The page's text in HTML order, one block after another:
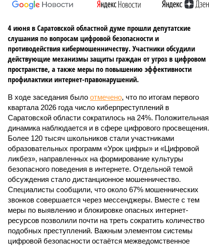
4 июня в Саратовской областной думе прошли депутатские
слушания по вопросам цифровой безопасности и
противодействия кибермошенничеству. Участники обсудили
действующие механизмы защиты граждан от угроз в цифровом
пространстве, а также меры по повышению эффективности
профилактики интернет-правонарушений.
В ходе заседания было отмечено, что по итогам первого
квартала 2026 года число киберпреступлений в
Саратовской области сократилось на 24%. Положительная
динамика наблюдается и в сфере цифрового просвещения.
Более 120 тысяч школьников стали участниками
образовательных программ «Урок цифры» и «Цифровой
ликбез», направленных на формирование культуры
безопасного поведения в интернете. Отдельной темой
обсуждения стало дистанционное мошенничество.
Специалисты сообщили, что около 67% мошеннических
звонков совершается через мессенджеры. Вместе с тем
меры по выявлению и блокировке опасных интернет-
ресурсов позволили почти на треть сократить количество
подобных преступлений. Важным элементом системы
цифровой безопасности остаётся межведомственное